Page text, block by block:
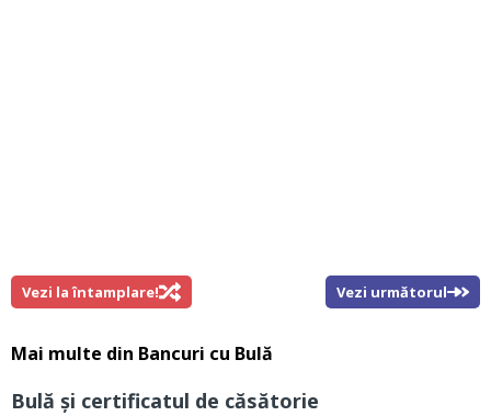
Vezi la întamplare! Vezi următorul
Mai multe din Bancuri cu Bulă
Bulă și certificatul de căsătorie